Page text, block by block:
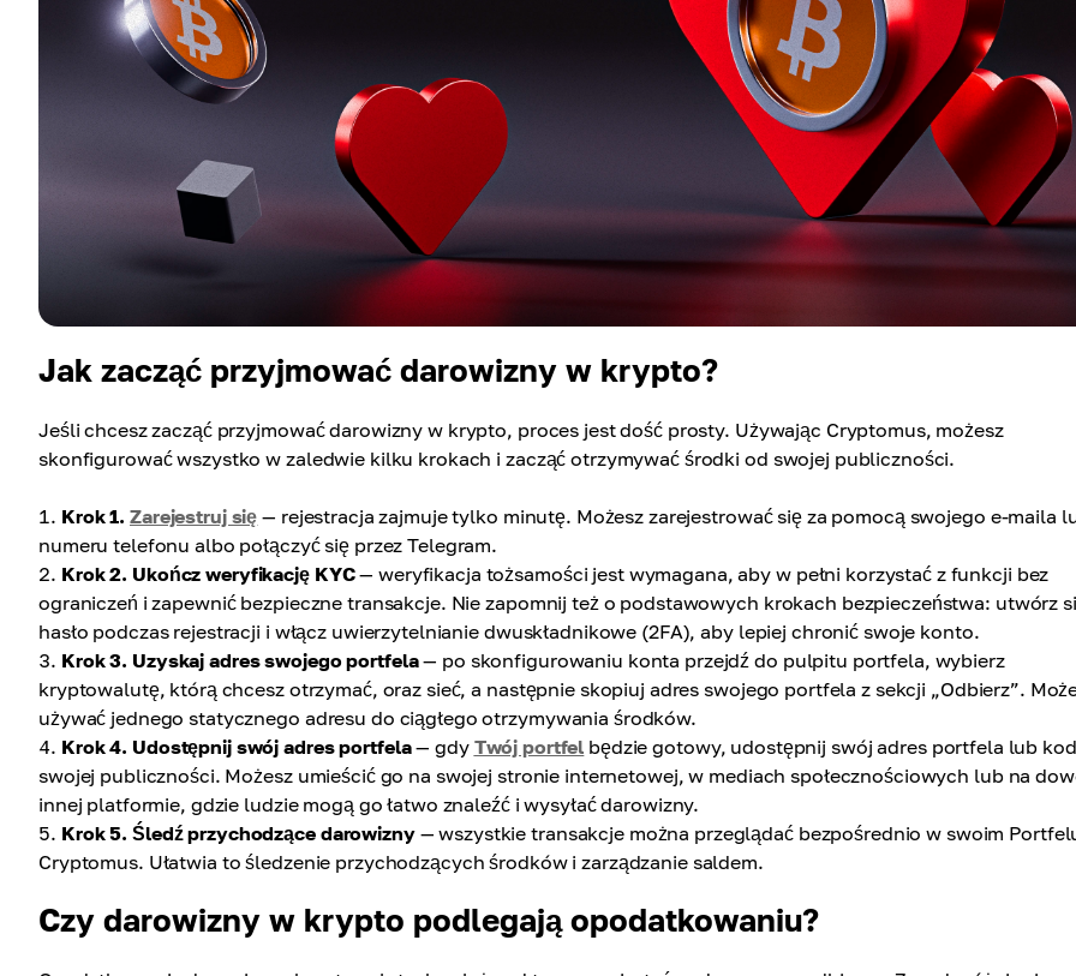
Jak zacząć przyjmować darowizny w krypto?
Jeśli chcesz zacząć przyjmować darowizny w krypto, proces jest dość prosty. Używając Cryptomus, możesz
skonfigurować wszystko w zaledwie kilku krokach i zacząć otrzymywać środki od swojej publiczności.
Krok 1.Zarejestruj się — rejestracja zajmuje tylko minutę. Możesz zarejestrować się za pomocą swojego e-maila
numeru telefonu albo połączyć się przez Telegram.
Krok 2. Ukończ weryfikację KYC— weryfikacja tożsamości jest wymagana, aby w pełni korzystać z funkcji bez
ograniczeń i zapewnić bezpieczne transakcje. Nie zapomnij też o podstawowych krokach bezpieczeństwa: utwórz
hasło podczas rejestracji i włącz uwierzytelnianie dwuskładnikowe (2FA), aby lepiej chronić swoje konto.
Krok 3. Uzyskaj adres swojego portfela— po skonfigurowaniu konta przejdź do pulpitu portfela, wybierz
kryptowalutę, którą chcesz otrzymać, oraz sieć, a następnie skopiuj adres swojego portfela z sekcji „Odbierz”.
używać jednego statycznego adresu do ciągłego otrzymywania środków.
Krok 4. Udostępnij swój adres portfela— gdy Twój portfel będzie gotowy, udostępnij swój adres portfela lub
swojej publiczności. Możesz umieścić go na swojej stronie internetowej, w mediach społecznościowych lub na
innej platformie, gdzie ludzie mogą go łatwo znaleźć i wysyłać darowizny.
Krok 5. Śledź przychodzące darowizny— wszystkie transakcje można przeglądać bezpośrednio w swoim
Cryptomus. Ułatwia to śledzenie przychodzących środków i zarządzanie saldem.
Czy darowizny w krypto podlegają opodatkowaniu?